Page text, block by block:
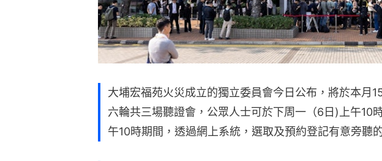
大埔宏福苑火災成立的獨立委員會今日公布，將於本月
六輪共三場聽證會，公眾人士可於下周一（6日)上午10
午10時期間，透過網上系統，選取及預約登記有意旁聽